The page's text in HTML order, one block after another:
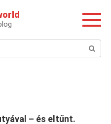
– és eltűnt.